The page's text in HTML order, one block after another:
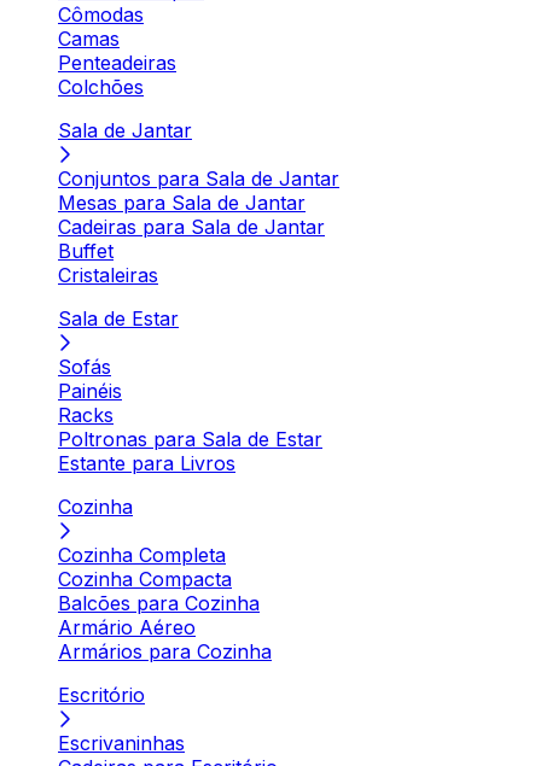
Cômodas
Camas
Penteadeiras
Colchões
Sala de Jantar
Conjuntos para Sala de Jantar
Mesas para Sala de Jantar
Cadeiras para Sala de Jantar
Buffet
Cristaleiras
Sala de Estar
Sofás
Painéis
Racks
Poltronas para Sala de Estar
Estante para Livros
Cozinha
Cozinha Completa
Cozinha Compacta
Balcões para Cozinha
Armário Aéreo
Armários para Cozinha
Escritório
Escrivaninhas